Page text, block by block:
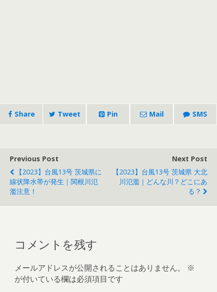
Share Tweet Pin Mail SMS
Previous Post
【2023】台風13号 茨城県に
線状降水帯が発生｜関根川氾
濫注意！
Next Post
【2023】台風13号 茨城県 大北
川氾濫｜どんな川？どこにあ
る？
コメントを残す
メールアドレスが公開されることはありません。
※
が付いている欄は必須項目です